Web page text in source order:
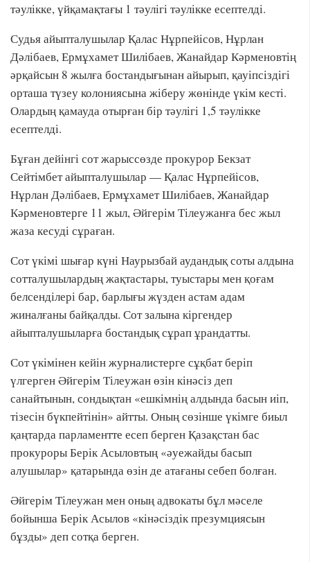
тәулікке, үйқамақтағы 1 тәулігі тәулікке есептелді.
Судья айыпталушылар Қалас Нұрпейісов, Нұрлан
Дәлібаев, Ермұхамет Шилібаев, Жанайдар Кәрменовтің
әрқайсын 8 жылға бостандығынан айырып, қауіпсіздігі
орташа түзеу колониясына жіберу жөнінде үкім кесті.
Олардың қамауда отырған бір тәулігі 1,5 тәулікке
есептелді.
Бұған дейінгі сот жарыссөзде прокурор Бекзат
Сейтімбет айыпталушылар — Қалас Нұрпейісов,
Нұрлан Дәлібаев, Ермұхамет Шилібаев, Жанайдар
Кәрменовтерге 11 жыл, Әйгерім Тілеужанға бес жыл
жаза кесуді сұраған.
Сот үкімі шығар күні Наурызбай аудандық соты алдына
сотталушылардың жақтастары, туыстары мен қоғам
белсенділері бар, барлығы жүзден астам адам
жиналғаны байқалды. Сот залына кіргендер
айыпталушыларға бостандық сұрап ұрандатты.
Сот үкімінен кейін журналистерге сұқбат беріп
үлгерген Әйгерім Тілеужан өзін кінәсіз деп
санайтынын, сондықтан «ешкімнің алдында басын иіп,
тізесін бүкпейтінін» айтты. Оның сөзінше үкімге биыл
қаңтарда парламентте есеп берген Қазақстан бас
прокуроры Берік Асыловтың «әуежайды басып
алушылар» қатарында өзін де атағаны себеп болған.
Әйгерім Тілеужан мен оның адвокаты бұл мәселе
бойынша Берік Асылов «кінәсіздік презумциясын
бұзды» деп сотқа берген.